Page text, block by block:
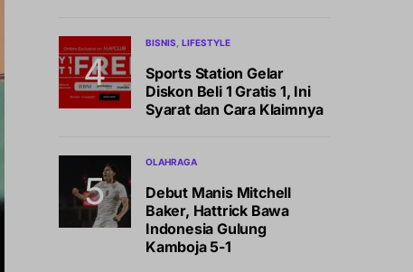
BISNIS LIFESTYLE
Sports Station Gelar
Diskon Beli 1 Gratis 1, Ini
Syarat dan Cara Klaimnya
OLAHRAGA
Debut Manis Mitchell
Baker, Hattrick Bawa
Indonesia Gulung
Kamboja 5-1